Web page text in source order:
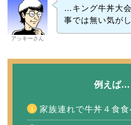
アッキーさん
…キング牛丼大
事では無い気がし
例えば…
家族連れで牛丼４食食